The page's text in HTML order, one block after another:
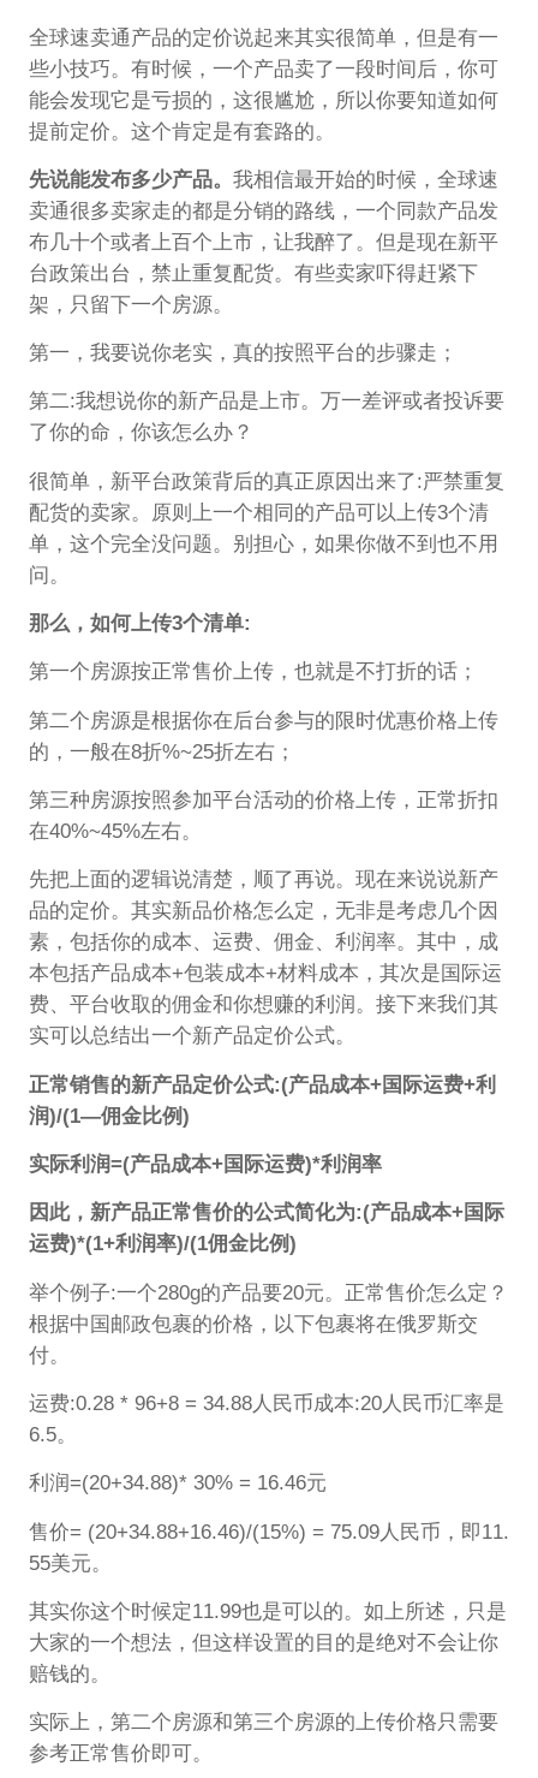
全球速卖通产品的定价说起来其实很简单，但是有一
些小技巧。有时候，一个产品卖了一段时间后，你可
能会发现它是亏损的，这很尴尬，所以你要知道如何
提前定价。这个肯定是有套路的。
先说能发布多少产品。 我相信最开始的时候，全球速
卖通很多卖家走的都是分销的路线，一个同款产品发
布几十个或者上百个上市，让我醉了。但是现在新平
台政策出台，禁止重复配货。有些卖家吓得赶紧下
架，只留下一个房源。
第一，我要说你老实，真的按照平台的步骤走；
第二:我想说你的新产品是上市。万一差评或者投诉要
了你的命，你该怎么办？
很简单，新平台政策背后的真正原因出来了:严禁重复
配货的卖家。原则上一个相同的产品可以上传3个清
单，这个完全没问题。别担心，如果你做不到也不用
问。
那么，如何上传3个清单:
第一个房源按正常售价上传，也就是不打折的话；
第二个房源是根据你在后台参与的限时优惠价格上传
的，一般在8折%~25折左右；
第三种房源按照参加平台活动的价格上传，正常折扣
在40%~45%左右。
先把上面的逻辑说清楚，顺了再说。现在来说说新产
品的定价。其实新品价格怎么定，无非是考虑几个因
素，包括你的成本、运费、佣金、利润率。其中，成
本包括产品成本+包装成本+材料成本，其次是国际运
费、平台收取的佣金和你想赚的利润。接下来我们其
实可以总结出一个新产品定价公式。
正常销售的新产品定价公式:(产品成本+国际运费+利
润)/(1—佣金比例)
实际利润=(产品成本+国际运费)*利润率
因此，新产品正常售价的公式简化为:(产品成本+国际
运费)*(1+利润率)/(1佣金比例)
举个例子:一个280g的产品要20元。正常售价怎么定？
根据中国邮政包裹的价格，以下包裹将在俄罗斯交
付。
运费:0.28 * 96+8 = 34.88人民币成本:20人民币汇率是
6.5。
利润=(20+34.88)* 30% = 16.46元
售价= (20+34.88+16.46)/(15%) = 75.09人民币，即11.
55美元。
其实你这个时候定11.99也是可以的。如上所述，只是
大家的一个想法，但这样设置的目的是绝对不会让你
赔钱的。
实际上，第二个房源和第三个房源的上传价格只需要
参考正常售价即可。